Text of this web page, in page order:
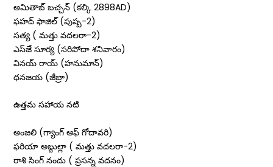
అమితాబ్‌ బచ్చన్‌ (కల్కి 2898AD)
ఫహద్‌ ఫాజిల్‌ (పుష్ప-2)
సత్య ( మత్తు వదలరా-2)
ఎస్‌జే సూర్య (సరిపోదా శనివారం)
వినయ్‌ రాయ్‌ (హనుమాన్‌)
ధనజయ (జీబ్రా)
ఉత్తమ సహాయ నటి
అంజలి (గ్యాంగ్‌ ఆఫ్‌ గోదావరి)
ఫరియా అబ్దుల్లా ( మత్తు వదలరా-2)
రాశి సింగ్‌ నందు ( ప్రసన్న వదనం)